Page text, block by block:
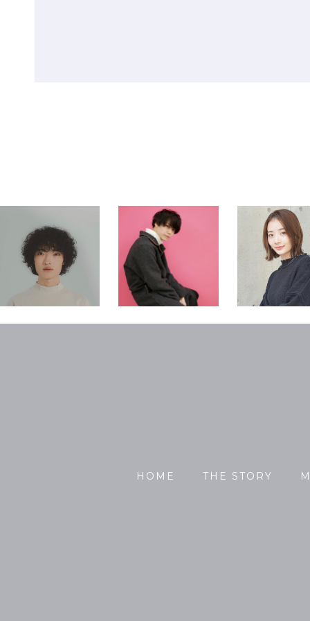
HOME THE STORY